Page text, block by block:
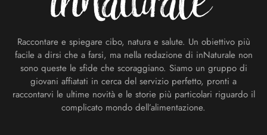
Raccontare e spiegare cibo, natura e salute. Un obiettivo più
facile a dirsi che a farsi, ma nella redazione di inNaturale non
sono queste le sfide che scoraggiano. Siamo un gruppo di
giovani affiatati in cerca del servizio perfetto, pronti a
raccontarvi le ultime novità e le storie più particolari riguardo il
complicato mondo dell’alimentazione.